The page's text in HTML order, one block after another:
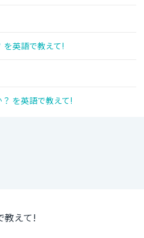
を英語で教えて!
を英語で教えて!
教えて!